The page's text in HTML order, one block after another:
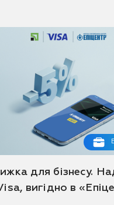
для бізнесу.
вигідно в